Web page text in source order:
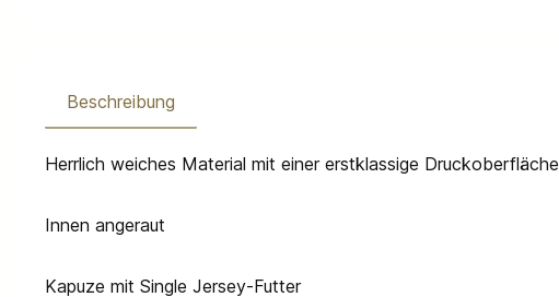
Beschreibung
Herrlich weiches Material mit einer erstklassige Druckoberfläche
Innen angeraut
Kapuze mit Single Jersey-Futter